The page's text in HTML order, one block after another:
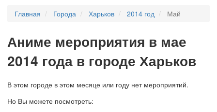
Главная Города Харьков 2014 год Май
Аниме мероприятия в мае
2014 года в городе Харьков
В этом городе в этом месяце или году нет мероприятий.
Но Вы можете посмотреть: